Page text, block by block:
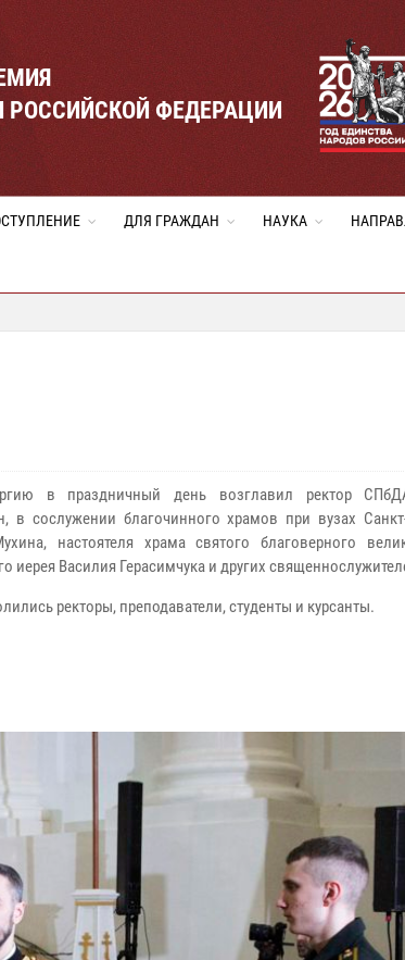
РОССИЙСКОЙ ФЕДЕРАЦИИ
ДЛЯ ГРАЖДАН НАУКА
в праздничный день возглавил ректор
в сослужении благочинного храмов при вузах Санкт-
настоятеля храма святого благоверного
иерея Василия Герасимчука и других
ректоры, преподаватели, студенты и курсанты.